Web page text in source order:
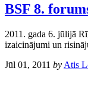
BSF 8.
2011. gada 6. jūlijā
izaicinājumi un
Jūl 01, 2011 by Atis